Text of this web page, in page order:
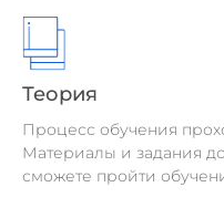
Теория
Процесс обучения
Материалы и задания
сможете пройти